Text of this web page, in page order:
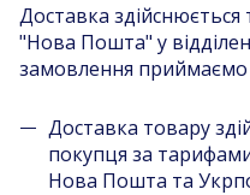
Доставка
"Нова Пошта" у
замовлення приймаємо
Доставка товару
покупця за
Нова Пошта та